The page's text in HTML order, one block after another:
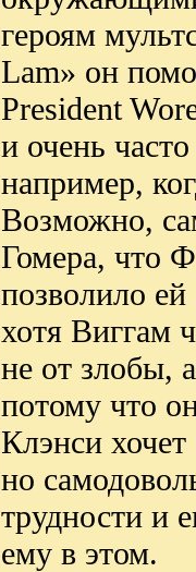
героям
Lam» он
President
и очень
например,
Возможно,
Гомера, что
позволило
хотя Виггам
не от злобы,
потому что
Клэнси хочет
но
трудности и
ему в этом.